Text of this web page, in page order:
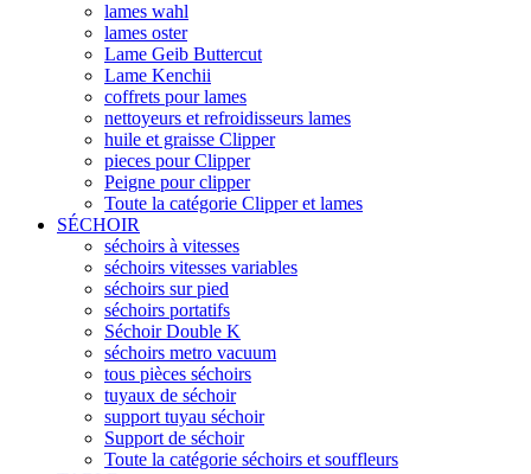
lames wahl
lames oster
Lame Geib Buttercut
Lame Kenchii
coffrets pour lames
nettoyeurs et refroidisseurs lames
huile et graisse Clipper
pieces pour Clipper
Peigne pour clipper
Toute la catégorie Clipper et lames
SÉCHOIR
séchoirs à vitesses
séchoirs vitesses variables
séchoirs sur pied
séchoirs portatifs
Séchoir Double K
séchoirs metro vacuum
tous pièces séchoirs
tuyaux de séchoir
support tuyau séchoir
Support de séchoir
Toute la catégorie séchoirs et souffleurs